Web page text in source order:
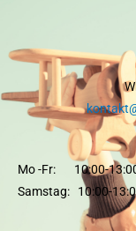
Mo -Fr: 10:00-
Samstag: 10:00-